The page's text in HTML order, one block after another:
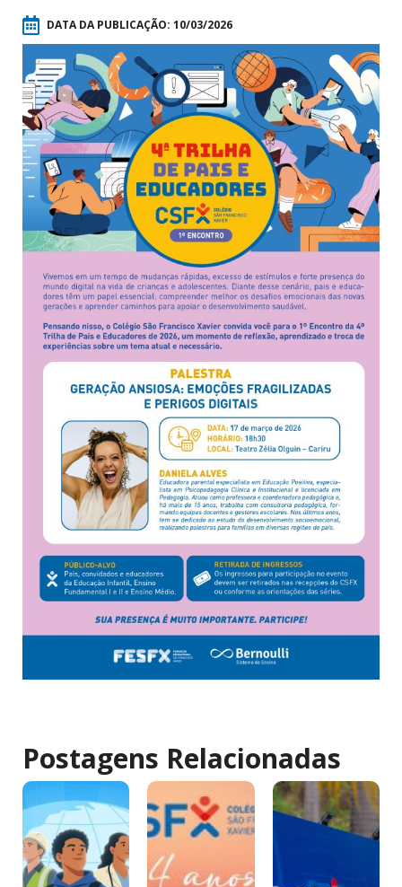
DATA DA PUBLICAÇÃO: 10/03/2026
Postagens Relacionadas